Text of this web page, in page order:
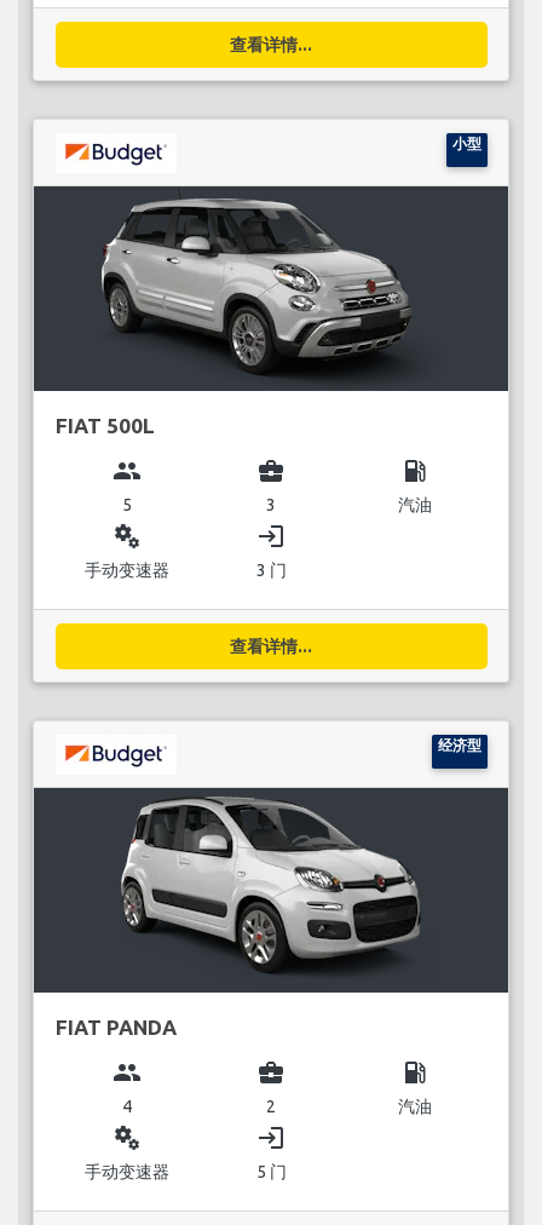
查看详情...
小型
FIAT 500L
group
5
business_center
3
local_gas_station
汽油
miscellaneous_services
手动变速器
login
3 门
查看详情...
经济型
FIAT PANDA
group
4
business_center
2
local_gas_station
汽油
miscellaneous_services
手动变速器
login
5 门